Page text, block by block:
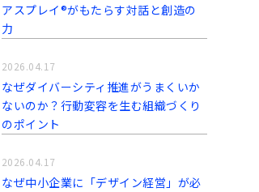
アスプレイ®がもたらす対話と創造の
力
なぜダイバーシティ推進がうまくいか
ないのか？行動変容を生む組織づくり
のポイント
2026.04.17
なぜ中小企業に「デザイン経営」が必
2026.04.17